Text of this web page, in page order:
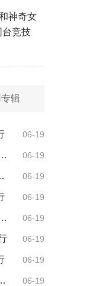
神奇女
台竞技
辑
06-19
手游人气排行 06-19
排行 06-19
06-19
游游戏排行 06-19
06-19
06-19
手游排行 06-19